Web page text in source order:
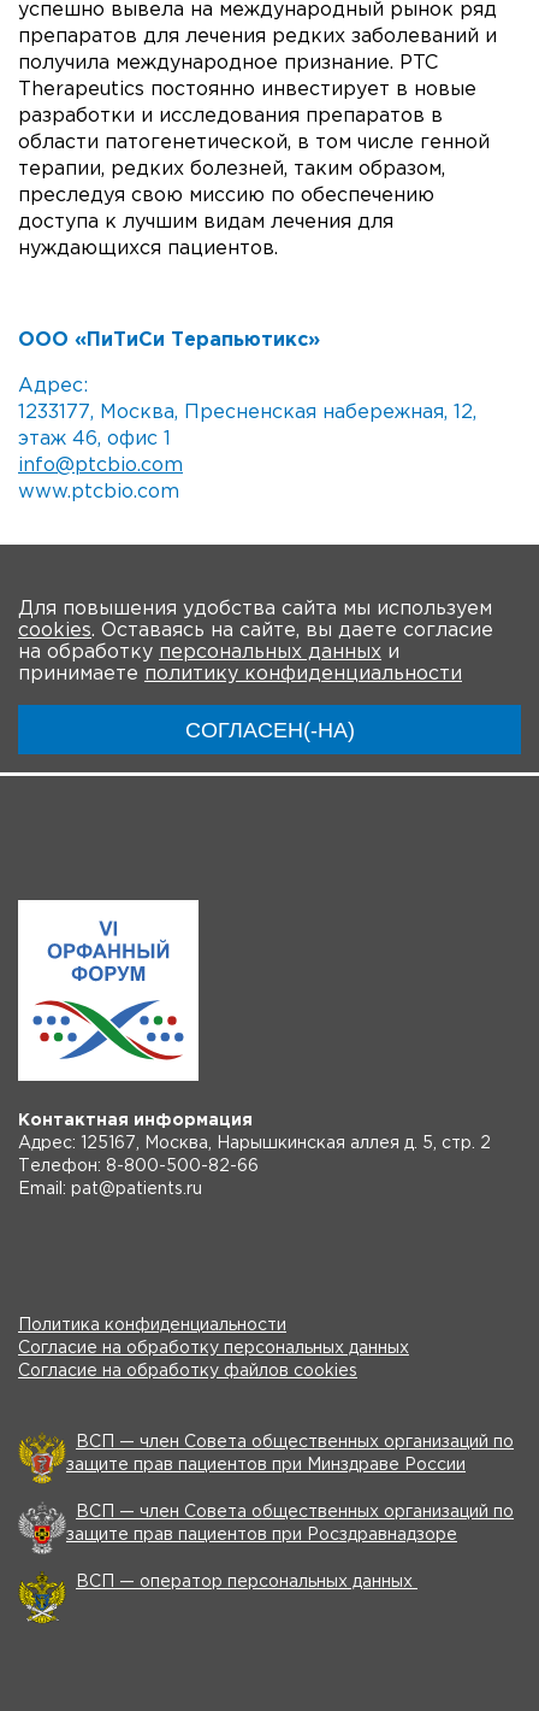
успешно вывела на международный рынок ряд
препаратов для лечения редких заболеваний и
получила международное признание. PTC
Therapeutics постоянно инвестирует в новые
разработки и исследования препаратов в
области патогенетической, в том числе генной
терапии, редких болезней, таким образом,
преследуя свою миссию по обеспечению
доступа к лучшим видам лечения для
нуждающихся пациентов.
ООО «ПиТиСи Терапьютикс»
Адрес:
1233177, Москва, Пресненская набережная, 12,
этаж 46, офис 1
info@ptcbio.com
www.ptcbio.com
Для повышения удобства сайта мы используем
cookies. Оставаясь на сайте, вы даете согласие
на обработку персональных данных и
принимаете политику конфиденциальности
СОГЛАСЕН(-НА)
О мероприятии Новости Общая информация
Регистрация для онлайн
Контактная информация
Адрес: 125167, Москва, Нарышкинская аллея д. 5, стр. 2
Телефон: 8-800-500-82-66
Email: pat@patients.ru
Политика конфиденциальности
Согласие на обработку персональных данных
Согласие на обработку файлов cookies
ВСП — член Совета общественных организаций по
защите прав пациентов при Минздраве России
ВСП — член Совета общественных организаций по
защите прав пациентов при Росздравнадзоре
ВСП — оператор персональных данных